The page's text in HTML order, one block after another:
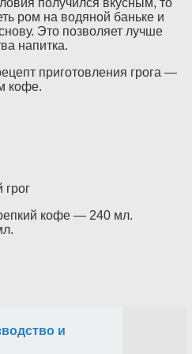
ром на водяной баньке и
Это позволяет лучше
напитка.
приготовления грога —
кофе.
кофе — 240 мл.
и